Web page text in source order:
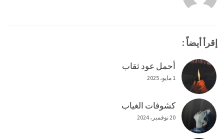
إقرأ أيضاً :
أحمل عود ثقاب
1 مايو، 2025
كشوفات الغياب
20 نوفمبر، 2024